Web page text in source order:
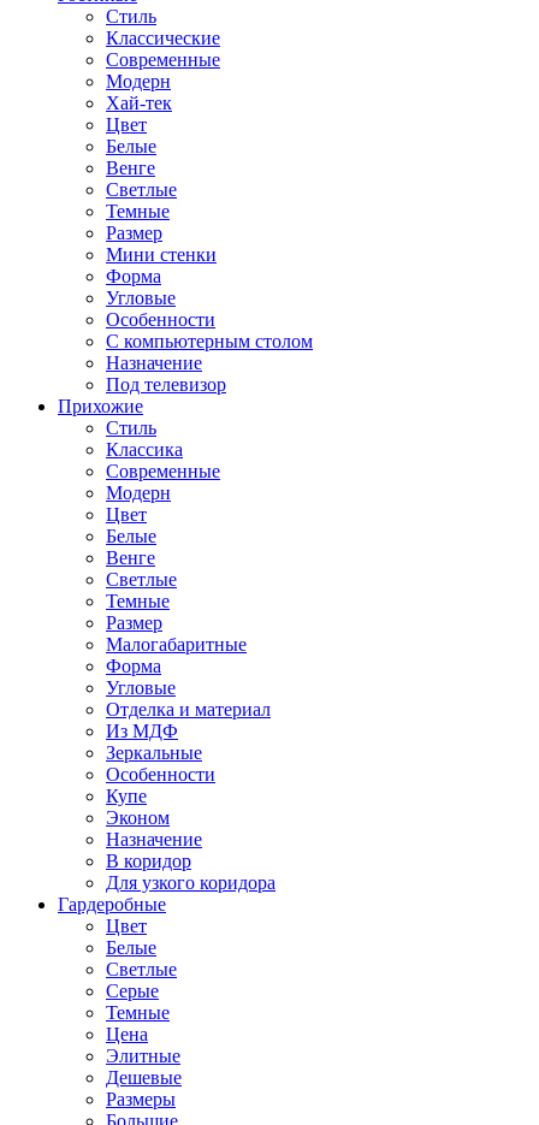
Стиль
Классические
Современные
Модерн
Хай-тек
Цвет
Белые
Венге
Светлые
Темные
Размер
Мини стенки
Форма
Угловые
Особенности
С компьютерным столом
Назначение
Под телевизор
Прихожие
Стиль
Классика
Современные
Модерн
Цвет
Белые
Венге
Светлые
Темные
Размер
Малогабаритные
Форма
Угловые
Отделка и материал
Из МДФ
Зеркальные
Особенности
Купе
Эконом
Назначение
В коридор
Для узкого коридора
Гардеробные
Цвет
Белые
Светлые
Серые
Темные
Цена
Элитные
Дешевые
Размеры
Большие